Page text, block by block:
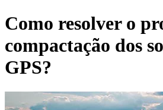
Como resolver o
compactação dos
GPS?